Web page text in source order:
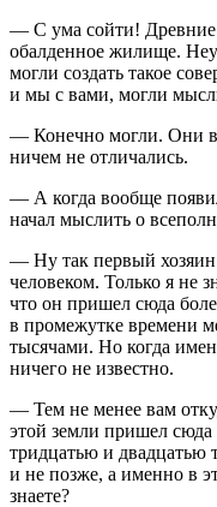
— С ума сойти! Древние
обалденное жилище.
могли создать такое
и мы с вами, могли
— Конечно могли. Они
ничем не отличались.
— А когда вообще
начал мыслить о
— Ну так первый хозяин
человеком. Только я не
что он пришел сюда
в промежутке времени
тысячами. Но когда
ничего не известно.
— Тем не менее вам
этой земли пришел
тридцатью и двадцатью
и не позже, а именно в
знаете?